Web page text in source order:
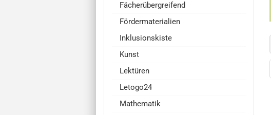
Fächerübergreifend
Fördermaterialien
Inklusionskiste
Kunst
Lektüren
Letogo24
Mathematik